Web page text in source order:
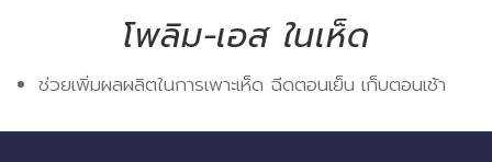
โพลิม-เอส ในเห็ด
ช่วยเพิ่มผลผลิตในการเพาะเห็ด ฉีดตอนเย็น เก็บตอนเช้า